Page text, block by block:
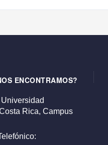
ENCONTRAMOS?
Universidad
Rica, Campus